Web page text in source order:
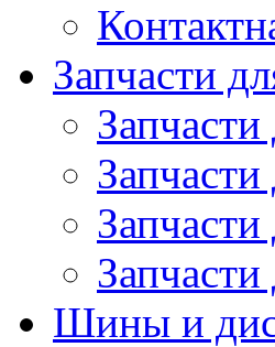
Запчасти
Шины и